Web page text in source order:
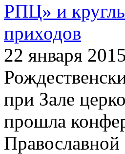
РПЦ» и
приходов
22 января
при Зале
прошла